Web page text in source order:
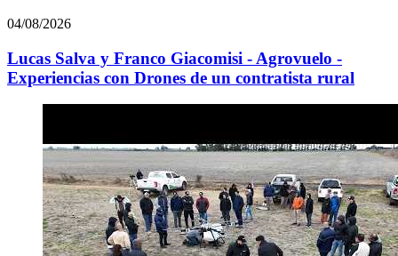
04/08/2026
Lucas Salva y Franco Giacomisi - Agrovuelo -
Experiencias con Drones de un contratista rural